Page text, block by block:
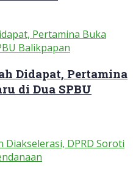
Didapat, Pertamina
di Dua SPBU